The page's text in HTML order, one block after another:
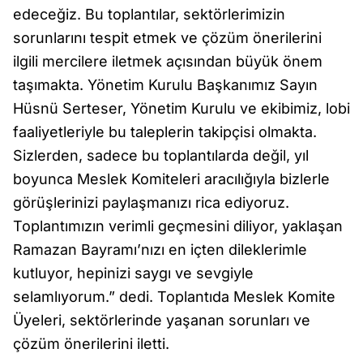
edeceğiz. Bu toplantılar, sektörlerimizin
sorunlarını tespit etmek ve çözüm önerilerini
ilgili mercilere iletmek açısından büyük önem
taşımakta. Yönetim Kurulu Başkanımız Sayın
Hüsnü Serteser, Yönetim Kurulu ve ekibimiz, lobi
faaliyetleriyle bu taleplerin takipçisi olmakta.
Sizlerden, sadece bu toplantılarda değil, yıl
boyunca Meslek Komiteleri aracılığıyla bizlerle
görüşlerinizi paylaşmanızı rica ediyoruz.
Toplantımızın verimli geçmesini diliyor, yaklaşan
Ramazan Bayramı’nızı en içten dileklerimle
kutluyor, hepinizi saygı ve sevgiyle
selamlıyorum.” dedi. Toplantıda Meslek Komite
Üyeleri, sektörlerinde yaşanan sorunları ve
çözüm önerilerini iletti.